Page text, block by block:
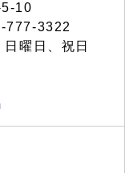
10
777-3322
曜日、祝日